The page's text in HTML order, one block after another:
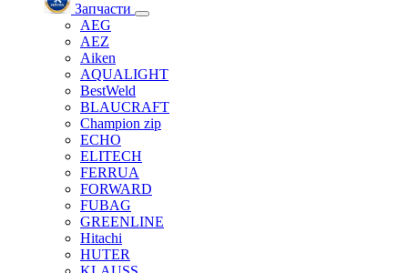
Запчасти
AEG
AEZ
Aiken
AQUALIGHT
BestWeld
BLAUCRAFT
Champion zip
ECHO
ELITECH
FERRUA
FORWARD
FUBAG
GREENLINE
Hitachi
HUTER